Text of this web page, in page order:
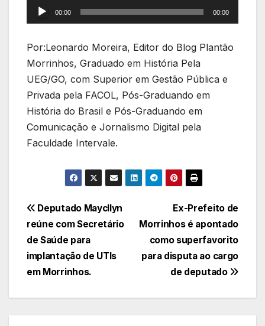
de
áudio
00:00 00:00
Por:Leonardo Moreira, Editor do Blog Plantão
Morrinhos, Graduado em História Pela
UEG/GO, com Superior em Gestão Pública e
Privada pela FACOL, Pós-Graduando em
História do Brasil e Pós-Graduando em
Comunicação e Jornalismo Digital pela
Faculdade Intervale.
Navegação
de
Post
Ex-Prefeito de
Morrinhos é apontado
como superfavorito
para disputa ao cargo
de deputado
Deputado Maycllyn
reúne com Secretário
de Saúde para
implantação de UTIs
em Morrinhos.